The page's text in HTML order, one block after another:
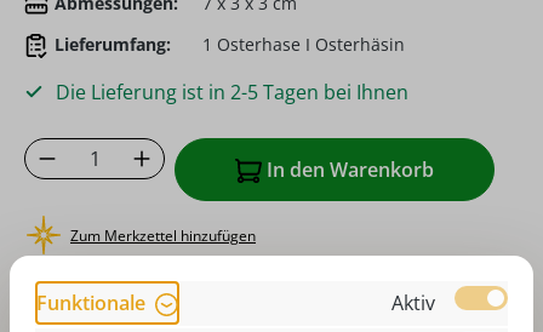
Lieferumfang:
1 Osterhase I Osterhäsin
Die Lieferung ist in 2-5 Tagen bei Ihnen
Produkt Anzahl: Gib den gewünschten
In den Warenkorb
Zum Merkzettel hinzufügen
oder sofort bestellen mit
Funktionale
Aktiv